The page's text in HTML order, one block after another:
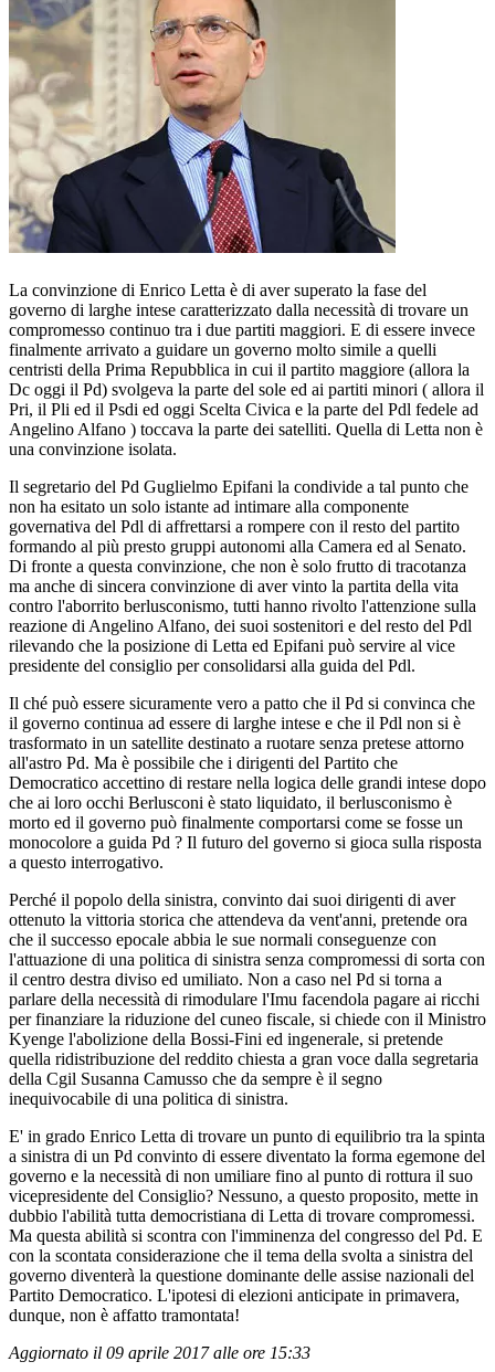
La convinzione di Enrico Letta è di aver superato la fase del
governo di larghe intese caratterizzato dalla necessità di trovare un
compromesso continuo tra i due partiti maggiori. E di essere invece
finalmente arrivato a guidare un governo molto simile a quelli
centristi della Prima Repubblica in cui il partito maggiore (allora la
Dc oggi il Pd) svolgeva la parte del sole ed ai partiti minori ( allora il
Pri, il Pli ed il Psdi ed oggi Scelta Civica e la parte del Pdl fedele ad
Angelino Alfano ) toccava la parte dei satelliti. Quella di Letta non è
una convinzione isolata.
Il segretario del Pd Guglielmo Epifani la condivide a tal punto che
non ha esitato un solo istante ad intimare alla componente
governativa del Pdl di affrettarsi a rompere con il resto del partito
formando al più presto gruppi autonomi alla Camera ed al Senato.
Di fronte a questa convinzione, che non è solo frutto di tracotanza
ma anche di sincera convinzione di aver vinto la partita della vita
contro l'aborrito berlusconismo, tutti hanno rivolto l'attenzione sulla
reazione di Angelino Alfano, dei suoi sostenitori e del resto del Pdl
rilevando che la posizione di Letta ed Epifani può servire al vice
presidente del consiglio per consolidarsi alla guida del Pdl.
Il ché può essere sicuramente vero a patto che il Pd si convinca che
il governo continua ad essere di larghe intese e che il Pdl non si è
trasformato in un satellite destinato a ruotare senza pretese attorno
all'astro Pd. Ma è possibile che i dirigenti del Partito che
Democratico accettino di restare nella logica delle grandi intese dopo
che ai loro occhi Berlusconi è stato liquidato, il berlusconismo è
morto ed il governo può finalmente comportarsi come se fosse un
monocolore a guida Pd ? Il futuro del governo si gioca sulla risposta
a questo interrogativo.
Perché il popolo della sinistra, convinto dai suoi dirigenti di aver
ottenuto la vittoria storica che attendeva da vent'anni, pretende ora
che il successo epocale abbia le sue normali conseguenze con
l'attuazione di una politica di sinistra senza compromessi di sorta con
il centro destra diviso ed umiliato. Non a caso nel Pd si torna a
parlare della necessità di rimodulare l'Imu facendola pagare ai ricchi
per finanziare la riduzione del cuneo fiscale, si chiede con il Ministro
Kyenge l'abolizione della Bossi-Fini ed ingenerale, si pretende
quella ridistribuzione del reddito chiesta a gran voce dalla segretaria
della Cgil Susanna Camusso che da sempre è il segno
inequivocabile di una politica di sinistra.
E' in grado Enrico Letta di trovare un punto di equilibrio tra la spinta
a sinistra di un Pd convinto di essere diventato la forma egemone del
governo e la necessità di non umiliare fino al punto di rottura il suo
vicepresidente del Consiglio? Nessuno, a questo proposito, mette in
dubbio l'abilità tutta democristiana di Letta di trovare compromessi.
Ma questa abilità si scontra con l'imminenza del congresso del Pd. E
con la scontata considerazione che il tema della svolta a sinistra del
governo diventerà la questione dominante delle assise nazionali del
Partito Democratico. L'ipotesi di elezioni anticipate in primavera,
dunque, non è affatto tramontata!
Aggiornato il 09 aprile 2017 alle ore 15:33